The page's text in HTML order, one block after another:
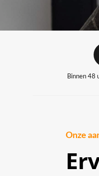
Binnen 48
Onze